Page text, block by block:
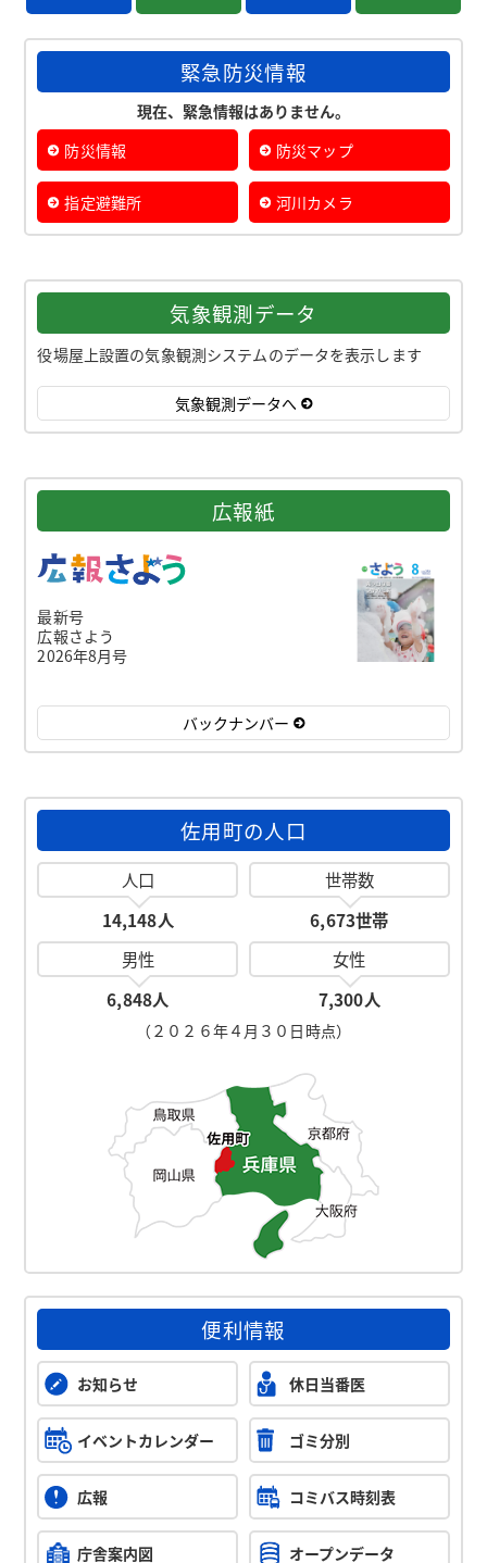
緊急防災情報
現在、緊急情報はありません。
防災情報
防災マップ
指定避難所 河川カメラ
気象観測データ
役場屋上設置の気象観測システムのデータを表示します
気象観測データへ
広報紙
最新号
広報さよう
2026年8月号
バックナンバー
佐用町の人口
人口
14,148人
世帯数
6,673世帯
男性
6,848人
女性
7,300人
（２０２６年４月３０日時点）
便利情報
お知らせ 休日当番医
イベントカレンダー ゴミ分別
広報 コミバス時刻表
庁舎案内図 オープンデータ